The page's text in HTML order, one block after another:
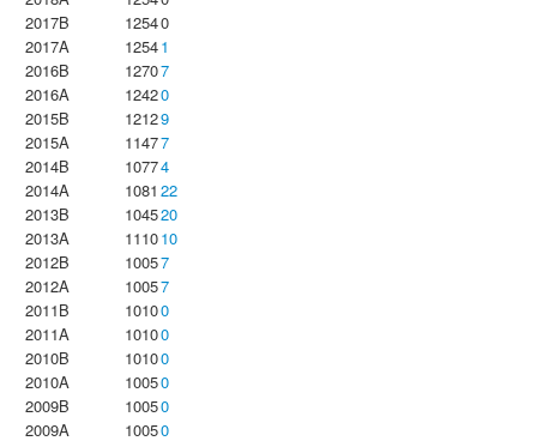
2017B
12540
2017A
12541
2016B
12707
2016A
12420
2015B
12129
2015A
11477
2014B
10774
2014A
1081 22
2013B
104520
2013A
111010
2012B
10057
2012A
10057
2011B
10100
2011A
10100
2010B
10100
2010A
10050
2009B
10050
2009A
10050